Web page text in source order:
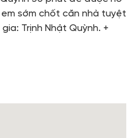
sớm chốt căn nhà tuyệt
Trịnh Nhật Quỳnh. +